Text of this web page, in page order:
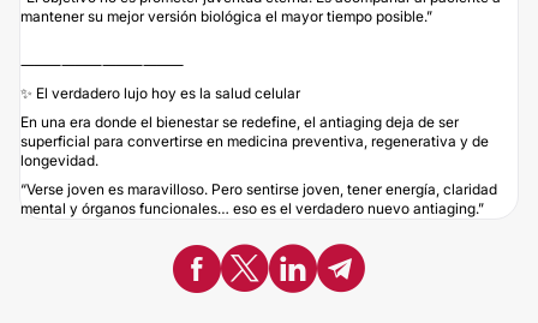
mantener su mejor versión biológica el mayor tiempo posible.”
⸻⸻⸻⸻
✨ El verdadero lujo hoy es la salud celular
En una era donde el bienestar se redefine, el antiaging deja de ser
superficial para convertirse en medicina preventiva, regenerativa y de
longevidad.
“Verse joven es maravilloso. Pero sentirse joven, tener energía, claridad
mental y órganos funcionales… eso es el verdadero nuevo antiaging.”